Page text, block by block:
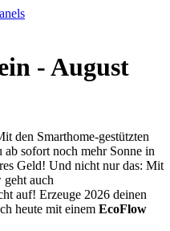
- August
den Smarthome-gestützten
sofort noch mehr Sonne in
Geld! Und nicht nur das: Mit
auch
auf! Erzeuge 2026 deinen
heute mit einem EcoFlow